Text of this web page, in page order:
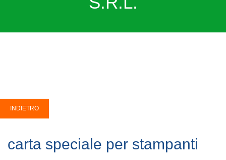
carta speciale per stampanti